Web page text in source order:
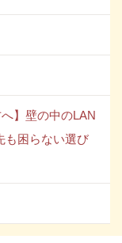
】壁の中のLAN
も困らない選び